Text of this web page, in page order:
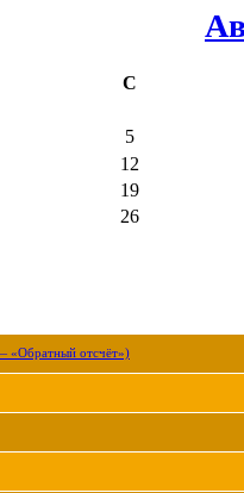
С
5
12
19
26
«Обратный отсчёт»)